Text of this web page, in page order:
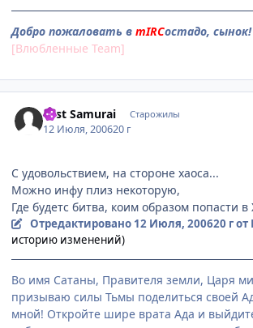
Добро пожаловать в mIRCостадо, сынок!
[Влюбленные Team]
Last Samurai Старожилы
12 Июля, 200620 г
С удовольствием, на стороне хаоса...
Можно инфу плиз некоторую,
Где будетс битва, коим образом попасти в
Отредактировано 12 Июля, 200620 гот
историю изменений)
Во имя Сатаны, Правителя земли, Царя
призываю силы Тьмы поделиться своей
мной! Откройте шире врата Ада и